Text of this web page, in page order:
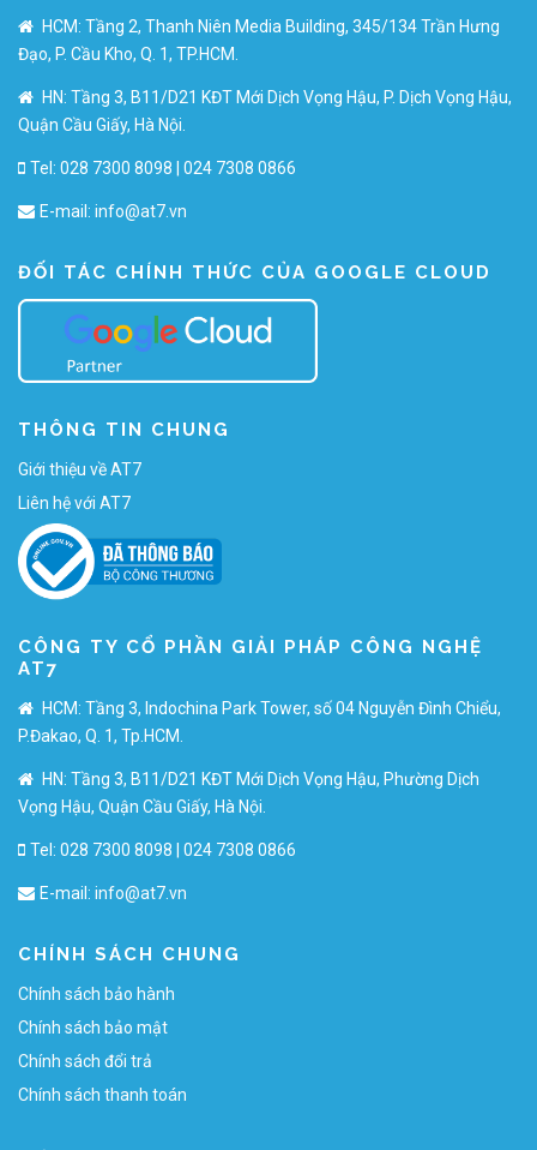
HCM: Tầng 2, Thanh Niên Media Building, 345/134 Trần Hưng
Đạo, P. Cầu Kho, Q. 1, TP.HCM.
HN: Tầng 3, B11/D21 KĐT Mới Dịch Vọng Hậu, P. Dịch Vọng Hậu,
Quận Cầu Giấy, Hà Nội.
Tel: 028 7300 8098 | 024 7308 0866
E-mail: info@at7.vn
ĐỐI TÁC CHÍNH THỨC CỦA GOOGLE CLOUD
THÔNG TIN CHUNG
Giới thiệu về AT7
Liên hệ với AT7
CÔNG TY CỔ PHẦN GIẢI PHÁP CÔNG NGHỆ
AT7
HCM: Tầng 3, Indochina Park Tower, số 04 Nguyễn Đình Chiểu,
P.Đakao, Q. 1, Tp.HCM.
HN: Tầng 3, B11/D21 KĐT Mới Dịch Vọng Hậu, Phường Dịch
Vọng Hậu, Quận Cầu Giấy, Hà Nội.
Tel: 028 7300 8098 | 024 7308 0866
E-mail: info@at7.vn
CHÍNH SÁCH CHUNG
Chính sách bảo hành
Chính sách bảo mật
Chính sách đổi trả
Chính sách thanh toán